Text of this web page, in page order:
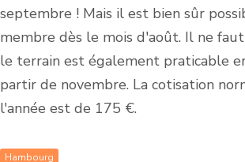
septembre ! Mais il est bien sûr
membre dès le mois d'août. Il ne
le terrain est également praticable
partir de novembre. La cotisation
l'année est de 175 €.
Hambourg